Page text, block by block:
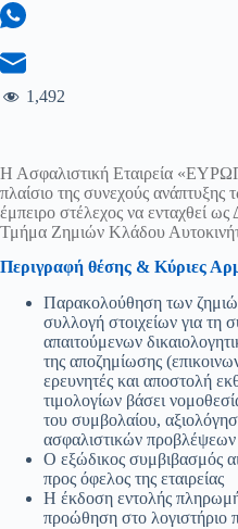
1,492
Η Ασφαλιστική Εταιρεία
πλαίσιο της συνεχούς ανάπτυξης
έμπειρο στέλεχος να ενταχθεί ως
Τμήμα Ζημιών Κλάδου
Περιγραφή θέσης & Κύριες
Παρακολούθηση των
συλλογή στοιχείων για τη
απαιτούμενων
της αποζημίωσης
ερευνητές και αποστολή
τιμολογίων βάσει
του συμβολαίου,
ασφαλιστικών προβλέψεων
Ο εξώδικος συμβιβασμός
προς όφελος της εταιρείας
Η έκδοση εντολής
προώθηση στο λογιστήριο